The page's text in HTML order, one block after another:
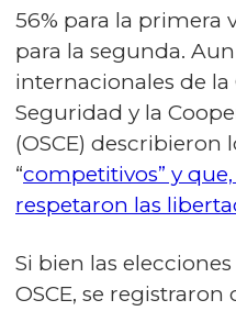
56% para la primera
para la segunda.
internacionales de
Seguridad y la
(OSCE)
“competitivos” y que,
respetaron las
Si bien las
OSCE, se registraron